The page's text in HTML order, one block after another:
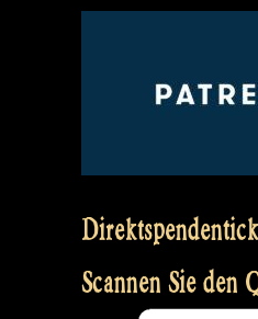
Scannen Sie den